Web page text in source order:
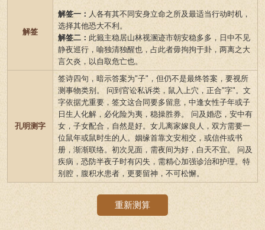
解签
解签一： 人各有其不同安身立命之所及最适当行动时机，
选择其他恐大不利。
解签二： 此籤主稳居山林视溷迹市朝安稳多多，日中不见
静夜巡行，喻独清独醒也，占此者毋拘拘于卦，两离之大
言欠炎，以自取危亡也。
孔明测字
签诗四句，暗示答案为"子"，但仍不是最终答案，要视所
测事物类别。 问到官讼私诉类，鼠入上穴，正合"字"。文
字依据尤重要，签文这合同要多留意，中逢女性子年或子
日生人化解，必化险为夷，稳操胜券。 问及婚恋，安中有
女，子女配合，自然是好。女儿离家嫁良人，双方需要一
位鼠年或鼠时生的人。姻缘首靠文安相交，或信件或书
册，渐渐联络。初次见面，需夜间为好，白天不宜。 问及
疾病，恐防半夜子时有闪失，需精心加强诊治和护理。特
别腔，腹积水患者，更要留神，不可松懈。
重新测算